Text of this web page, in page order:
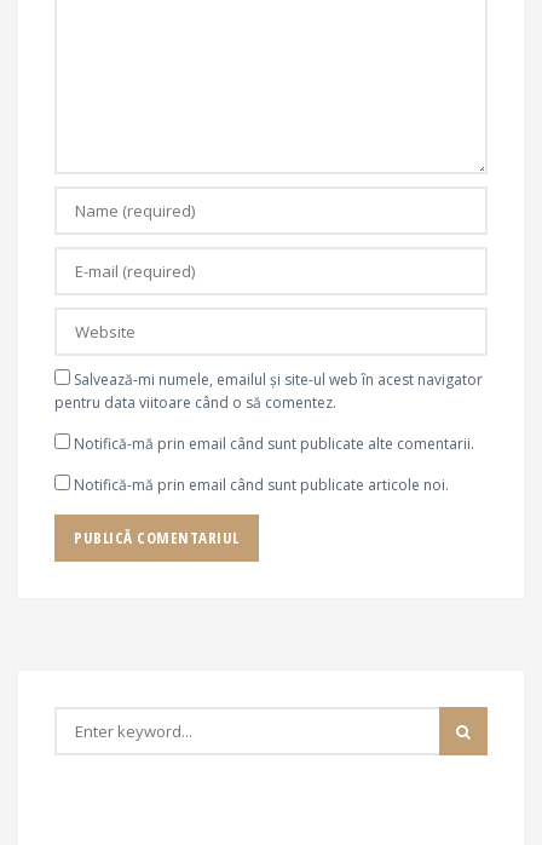
Salvează-mi numele, emailul și site-ul web în acest navigator
pentru data viitoare când o să comentez.
Notifică-mă prin email când sunt publicate alte comentarii.
Notifică-mă prin email când sunt publicate articole noi.